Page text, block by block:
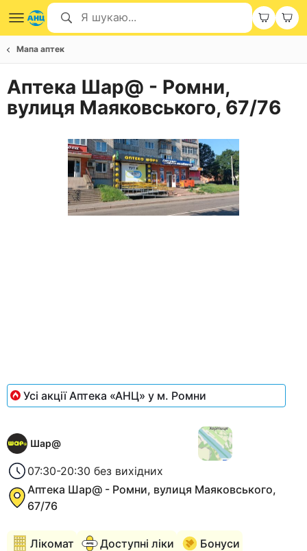
Мапа аптек
Аптека Шар@ - Ромни,
вулиця Маяковського, 67/76
Усі акції Аптека «АНЦ» у м. Ромни
Шар@
07:30-20:30 без вихідних
Аптека Шар@ - Ромни, вулиця Маяковського,
67/76
Лікомат Доступні ліки Бонуси